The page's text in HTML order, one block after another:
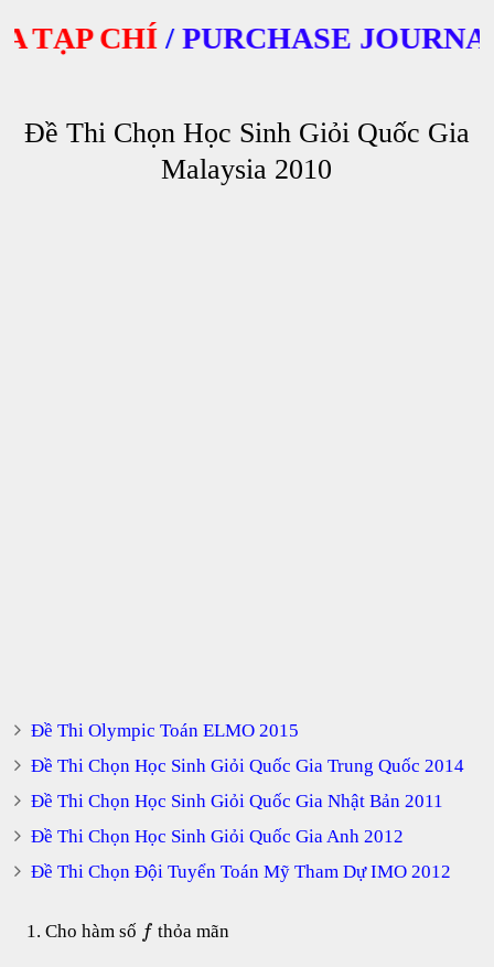
CHÍ/PURCHASE JOURNALS
Đề Thi Chọn Học Sinh Giỏi Quốc Gia
Malaysia 2010
Đề Thi Olympic Toán ELMO 2015
Đề Thi Chọn Học Sinh Giỏi Quốc Gia Trung Quốc 2014
Đề Thi Chọn Học Sinh Giỏi Quốc Gia Nhật Bản 2011
Đề Thi Chọn Học Sinh Giỏi Quốc Gia Anh 2012
Đề Thi Chọn Đội Tuyển Toán Mỹ Tham Dự IMO 2012
Cho hàm số f thỏa mãn